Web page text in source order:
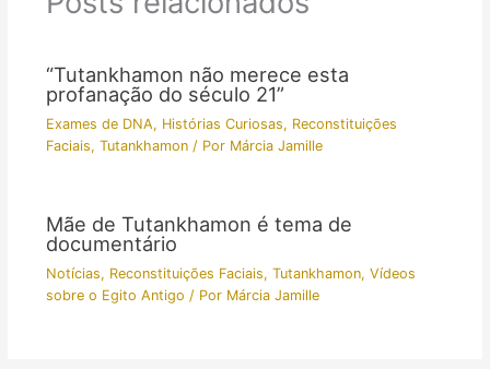
“Tutankhamon não merece esta
profanação do século 21”
Exames de DNA, Histórias Curiosas, Reconstituições
Faciais, Tutankhamon/ Por Márcia Jamille
Mãe de Tutankhamon é tema de
documentário
Notícias, Reconstituições Faciais, Tutankhamon, Vídeos
sobre o Egito Antigo / Por Márcia Jamille